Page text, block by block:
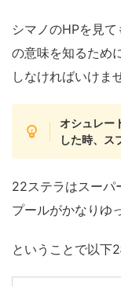
シマノのHPを見
の意味を知るため
しなければいけま
オシュレー
した時、ス
22ステラはスーパ
プールがかなりゆ
ということで以下